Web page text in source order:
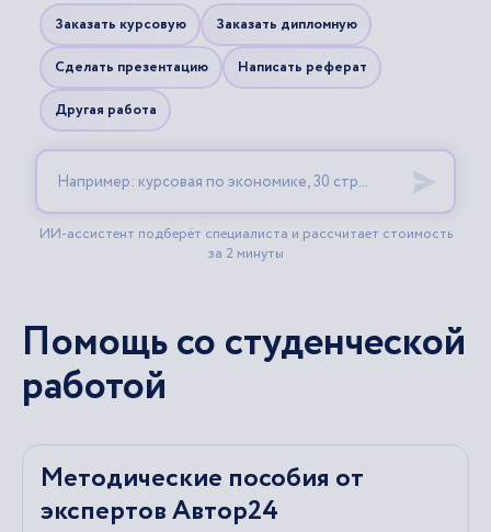
Помощь со студенческой
работой
Методические пособия от
экспертов Автор24